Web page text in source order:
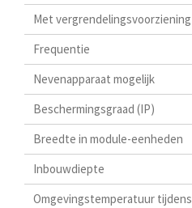
Met vergrendelingsvoorziening
Frequentie
Nevenapparaat mogelijk
Beschermingsgraad (IP)
Breedte in module-eenheden
Inbouwdiepte
Omgevingstemperatuur tijdens